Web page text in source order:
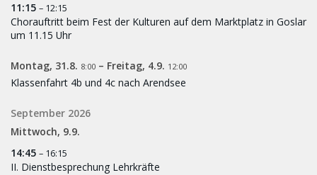
11:15 – 12:15
Chorauftritt beim Fest der Kulturen auf dem Marktplatz in Goslar
um 11.15 Uhr
Montag, 31.8. 8:00 – Freitag, 4.9. 12:00
Klassenfahrt 4b und 4c nach Arendsee
September 2026
Mittwoch, 9.9.
14:45 – 16:15
II. Dienstbesprechung Lehrkräfte